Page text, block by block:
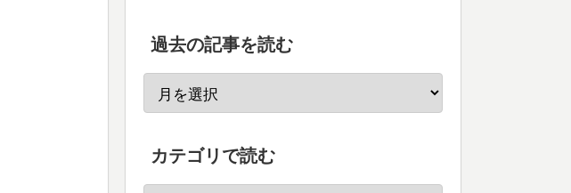
過去の記事を読む
カテゴリで読む